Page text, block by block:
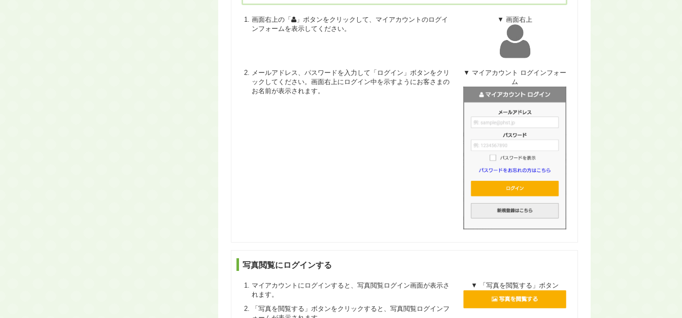
画面右上の「
」ボタンをクリックして、マイアカウントのログイ
ンフォームを表示してください。
▼ 画面右上
メールアドレス、パスワードを入力して「ログイン」ボタンをクリ
ックしてください。画面右上にログイン中を示すようにお客さまの
お名前が表示されます。
▼ マイアカウント ログインフォー
ム
写真閲覧にログインする
マイアカウントにログインすると、写真閲覧ログイン画面が表示さ
れます。
「写真を閲覧する」ボタンをクリックすると、写真閲覧ログインフ
▼ 「写真を閲覧する」ボタン